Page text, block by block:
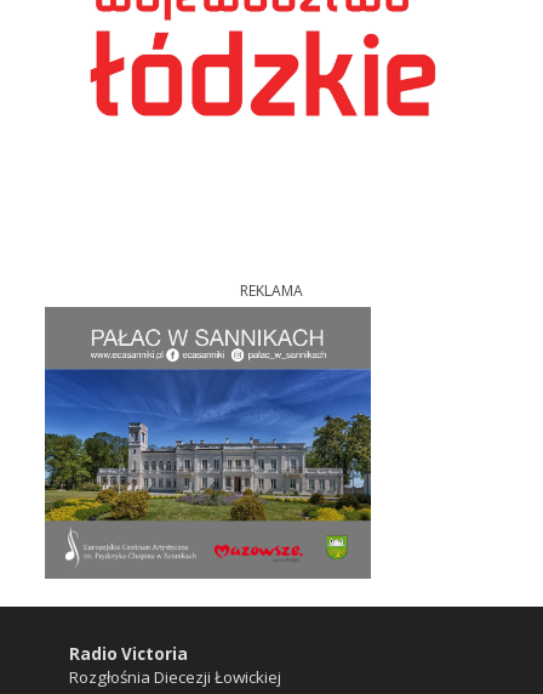
REKLAMA
Radio Victoria
Rozgłośnia Diecezji Łowickiej